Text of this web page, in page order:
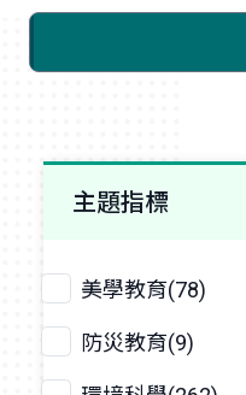
主題指標
美學教育(78)
防災教育(9)